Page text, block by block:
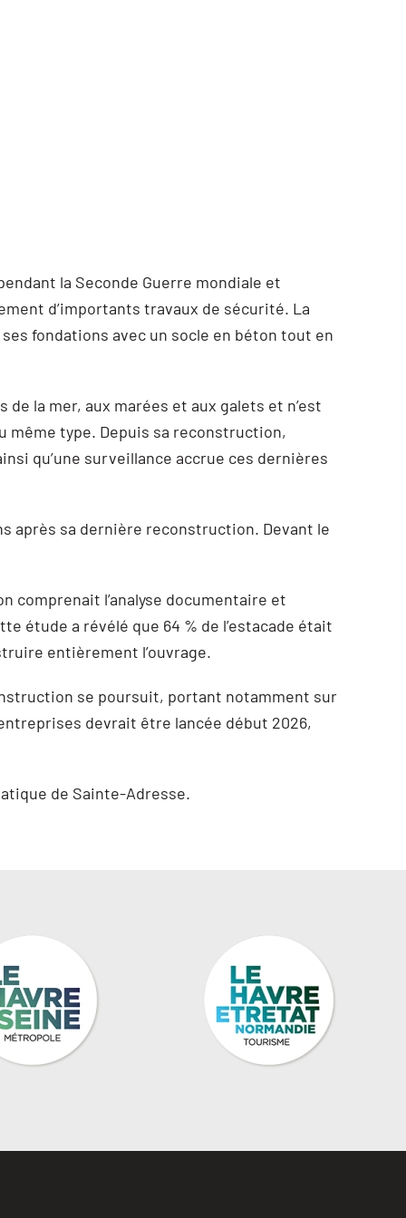
la Seconde Guerre mondiale et
d’importants travaux de sécurité. La
fondations avec un socle en béton tout en
la mer, aux marées et aux galets et n’est
même type. Depuis sa reconstruction,
qu’une surveillance accrue ces dernières
après sa dernière reconstruction. Devant le
comprenait l’analyse documentaire et
étude a révélé que 64 % de l’estacade était
entièrement l’ouvrage.
se poursuit, portant notamment sur
devrait être lancée début 2026,
de Sainte-Adresse.